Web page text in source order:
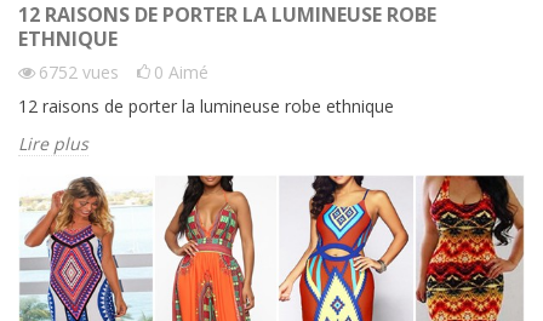
12 RAISONS DE PORTER LA LUMINEUSE ROBE
ETHNIQUE
6752 vues 0 Aimé
12 raisons de porter la lumineuse robe ethnique
Lire plus